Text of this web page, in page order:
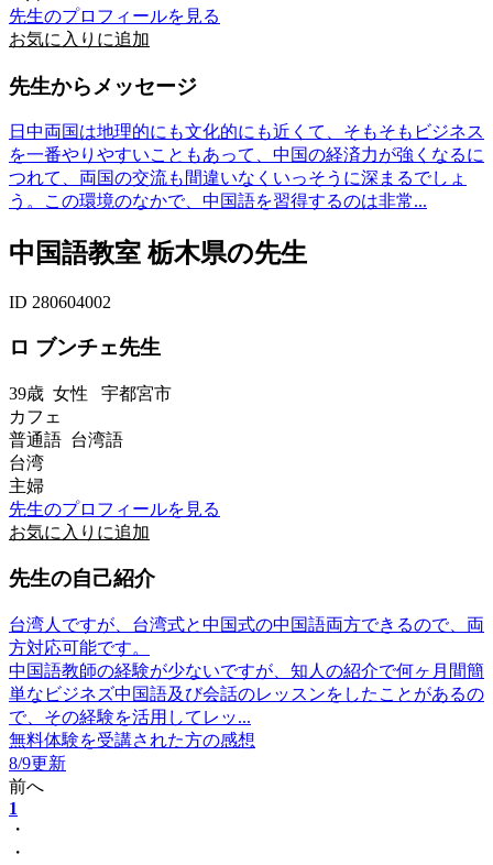
先生のプロフィールを見る
お気に入りに追加
先生からメッセージ
日中両国は地理的にも文化的にも近くて、そもそもビジネス
を一番やりやすいこともあって、中国の経済力が強くなるに
つれて、両国の交流も間違いなくいっそうに深まるでしょ
う。この環境のなかで、中国語を習得するのは非常...
中国語教室 栃木県の先生
ID 280604002
ロ ブンチェ先生
39歳 女性 宇都宮市
カフェ
普通語 台湾語
台湾
主婦
先生のプロフィールを見る
お気に入りに追加
先生の自己紹介
台湾人ですが、台湾式と中国式の中国語両方できるので、両
方対応可能です。
中国語教師の経験が少ないですが、知人の紹介で何ヶ月間簡
単なビジネズ中国語及び会話のレッスンをしたことがあるの
で、その経験を活用してレッ...
無料体験を受講された方の感想
8/9更新
前へ
1
・
・